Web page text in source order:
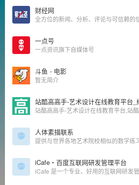
财经网
全方位的新闻、分析、评论与可信赖的
一点号
一点资讯旗下自媒体号
斗鱼 - 电影
暂无简介
人体素描联系
iCafe・百度互联网研发管理平台